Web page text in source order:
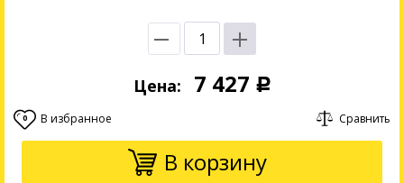
Цена: 7 427 Р
0 В избранное Сравнить
В корзину